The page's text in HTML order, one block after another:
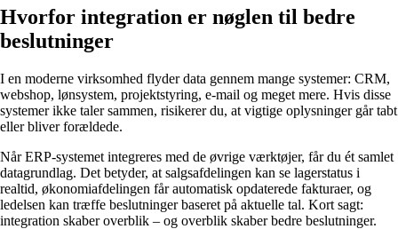
Hvorfor integration er nøglen til bedre
beslutninger
I en moderne virksomhed flyder data gennem mange systemer: CRM,
webshop, lønsystem, projektstyring, e-mail og meget mere. Hvis disse
systemer ikke taler sammen, risikerer du, at vigtige oplysninger går tabt
eller bliver forældede.
Når ERP-systemet integreres med de øvrige værktøjer, får du ét samlet
datagrundlag. Det betyder, at salgsafdelingen kan se lagerstatus i
realtid, økonomiafdelingen får automatisk opdaterede fakturaer, og
ledelsen kan træffe beslutninger baseret på aktuelle tal. Kort sagt:
integration skaber overblik – og overblik skaber bedre beslutninger.